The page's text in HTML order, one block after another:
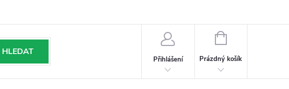
HLEDAT
Přihlášení
NÁKUPNÍ
Prázdný košík